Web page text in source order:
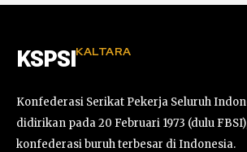
KSPSI KALTARA
Konfederasi Serikat Pekerja Seluruh
didirikan pada 20 Februari 1973 (dulu
konfederasi buruh terbesar di Indonesia.